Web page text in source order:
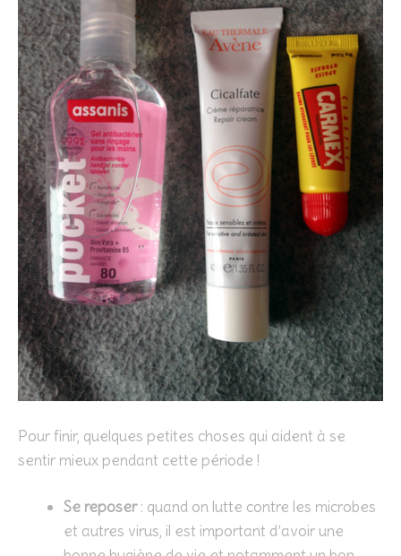
Pour finir, quelques petites choses qui aident à se
sentir mieux pendant cette période !
Se reposer: quand on lutte contre les microbes
et autres virus, il est important d’avoir une